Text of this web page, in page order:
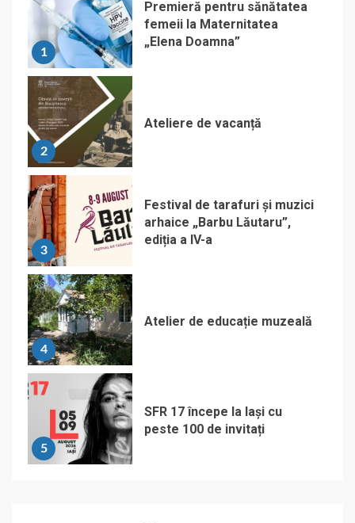
1
Premieră pentru sănătatea
femeii la Maternitatea
„Elena Doamna”
2
Ateliere de vacanță
3
Festival de tarafuri și muzici
arhaice „Barbu Lăutaru”,
ediția a IV-a
4
Atelier de educație muzeală
5
SFR 17 începe la Iași cu
peste 100 de invitați